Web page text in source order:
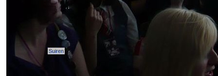
Suiren